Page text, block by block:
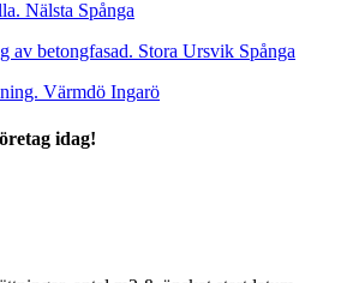
Nälsta Spånga
av betongfasad. Stora Ursvik Spånga
Värmdö Ingarö
idag!